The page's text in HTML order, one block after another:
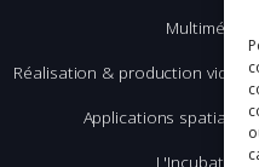
Multimédia
Réalisation & production vidéo
Applications spatiales
L'Incubation